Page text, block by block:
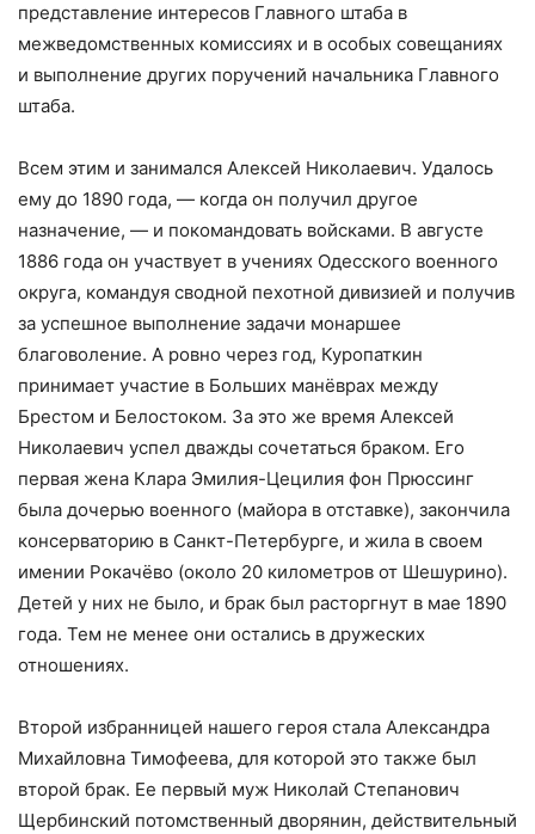
представление интересов Главного штаба в
межведомственных комиссиях и в особых совещаниях
и выполнение других поручений начальника Главного
штаба.
Всем этим и занимался Алексей Николаевич. Удалось
ему до 1890 года, — когда он получил другое
назначение, — и покомандовать войсками. В августе
1886 года он участвует в учениях Одесского военного
округа, командуя сводной пехотной дивизией и получив
за успешное выполнение задачи монаршее
благоволение. А ровно через год, Куропаткин
принимает участие в Больших манёврах между
Брестом и Белостоком. За это же время Алексей
Николаевич успел дважды сочетаться браком. Его
первая жена Клара Эмилия-Цецилия фон Прюссинг
была дочерью военного (майора в отставке), закончила
консерваторию в Санкт-Петербурге, и жила в своем
имении Рокачёво (около 20 километров от Шешурино).
Детей у них не было, и брак был расторгнут в мае 1890
года. Тем не менее они остались в дружеских
отношениях.
Второй избранницей нашего героя стала Александра
Михайловна Тимофеева, для которой это также был
второй брак. Ее первый муж Николай Степанович
Щербинский потомственный дворянин, действительный